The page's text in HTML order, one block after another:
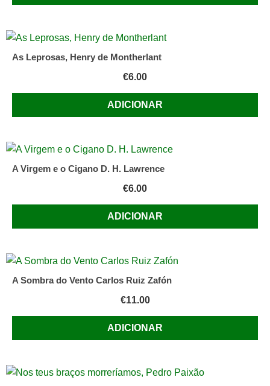
As Leprosas, Henry de Montherlant
€6.00
ADICIONAR
A Virgem e o Cigano D. H. Lawrence
€6.00
ADICIONAR
A Sombra do Vento Carlos Ruiz Zafón
€11.00
ADICIONAR